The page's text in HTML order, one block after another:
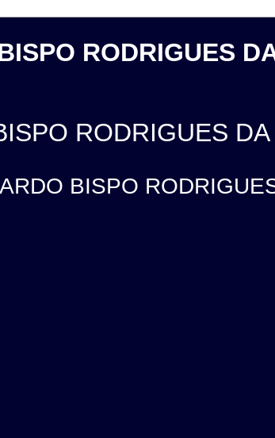
RODRIGUES
RODRIGUES DA
BISPO